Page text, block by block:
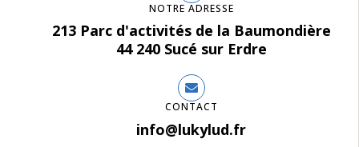
NOTRE ADRESSE
213 Parc d'activités de la Baumondière
44 240 Sucé sur Erdre
CONTACT
info@lukylud.fr